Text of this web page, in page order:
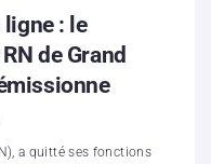
ligne : le
de Grand
a quitté ses fonctions